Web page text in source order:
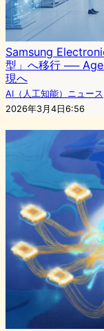
Samsung
型」へ移行 ──
現へ
AI（人工知能）ニュース
2026年3月4日6:56